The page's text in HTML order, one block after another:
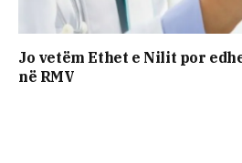
Jo vetëm Ethet e Nilit por
në RMV